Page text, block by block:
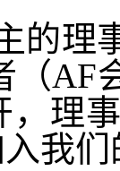
的理
（AF
，理
我